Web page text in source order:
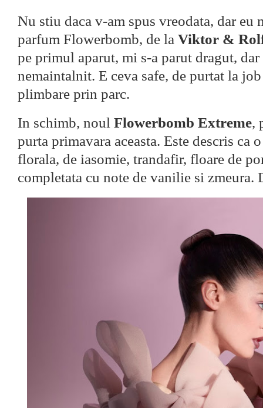
Nu stiu daca v-am spus vreodata, dar eu
parfum Flowerbomb, de la Viktor &
pe primul aparut, mi s-a parut dragut, dar
nemaintalnit. E ceva safe, de purtat la
plimbare prin parc.
In schimb, noul Flowerbomb Extreme,
purta primavara aceasta. Este descris ca
florala, de iasomie, trandafir, floare de
completata cu note de vanilie si zmeura.